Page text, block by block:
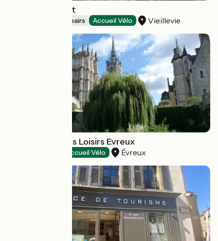
Canoeing Asvolt
Bicycle rentals/ repairs Accueil Vélo Vieillevie
Le Comptoir Des Loisirs Evreux
Accueil Vélo Évreux